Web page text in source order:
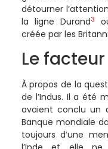
détourner
la ligne Durand3
créée par les
Le facteur
À propos de la
de l’Indus. Il a été
avaient conclu un
Banque mondiale
toujours d’une